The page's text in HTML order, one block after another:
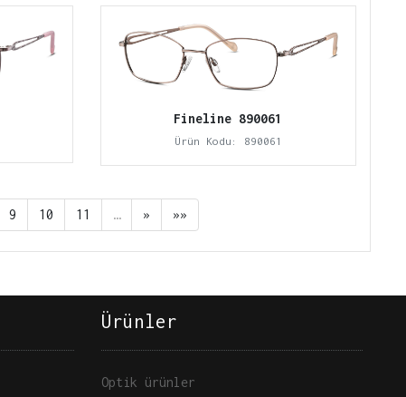
Fineline 890061
Ürün Kodu: 890061
9 10 11 … » »»
Ürünler
Optik ürünler